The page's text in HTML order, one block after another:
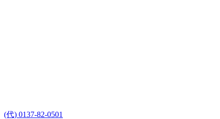
(代) 0137-82-0501